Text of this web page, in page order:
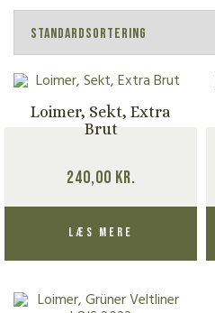
Loimer, Sekt, Extra
Brut
240,00 kr.
Læs mere